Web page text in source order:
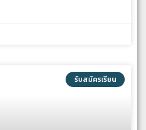
รับสมัครเรียน